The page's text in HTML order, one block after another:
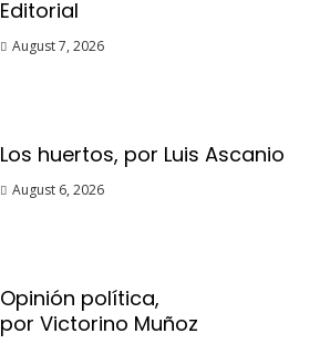
Editorial
August 7, 2026
Los huertos, por Luis Ascanio
August 6, 2026
Opinión política,
por Victorino Muñoz